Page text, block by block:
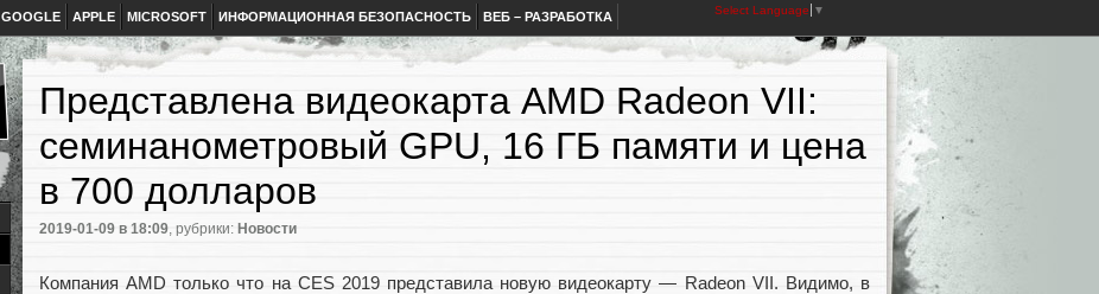
GOOGLE APPLE MICROSOFT ИНФОРМАЦИОННАЯ БЕЗОПАСНОСТЬ ВЕБ – РАЗРАБОТКА Select Language ▼
Представлена видеокарта AMD Radeon VII:
семинанометровый GPU, 16 ГБ памяти и цена
в 700 долларов
2019-01-09 в 18:09, рубрики: Новости
Компания AMD только что на CES 2019 представила новую видеокарту — Radeon VII. Видимо, в